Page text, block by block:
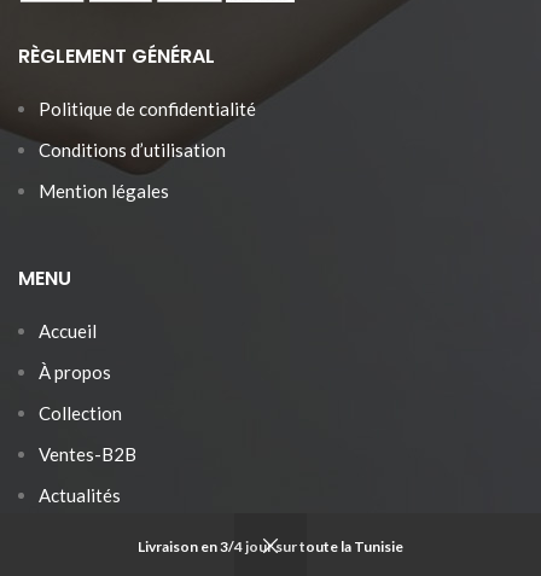
RÈGLEMENT GÉNÉRAL
Politique de confidentialité
Conditions d’utilisation
Mention légales
MENU
Accueil
À propos
Collection
Ventes-B2B
Actualités
Livraison en 3/4 jour sur toute la Tunisie